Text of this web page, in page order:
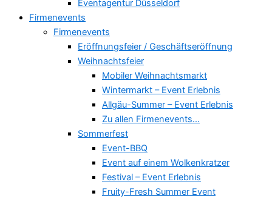
Eventagentur Düsseldorf
Firmenevents
Firmenevents
Eröffnungsfeier / Geschäftseröffnung
Weihnachtsfeier
Mobiler Weihnachtsmarkt
Wintermarkt – Event Erlebnis
Allgäu-Summer – Event Erlebnis
Zu allen Firmenevents…
Sommerfest
Event-BBQ
Event auf einem Wolkenkratzer
Festival – Event Erlebnis
Fruity-Fresh Summer Event